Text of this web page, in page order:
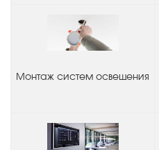
Монтаж систем освещения